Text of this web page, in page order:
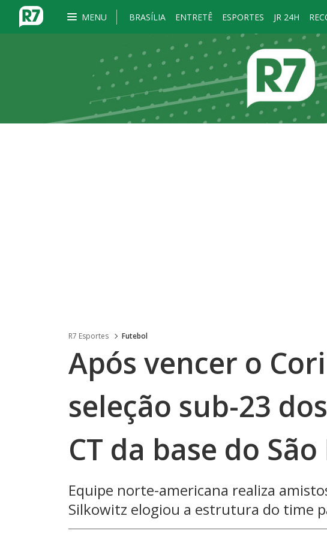
MENU BRASÍLIA ENTRETÊ ESPORTES JR 24H
R7 Esportes Futebol
Após vencer o
seleção sub-23
CT da base do
Equipe norte-americana realiza
Silkowitz elogiou a estrutura do time